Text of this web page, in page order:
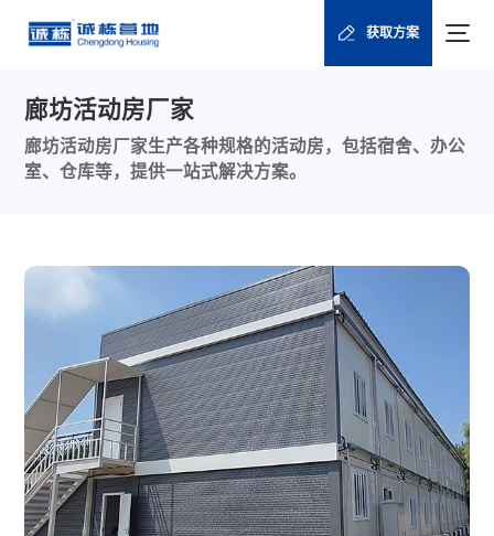
获取方案
廊坊活动房厂家
廊坊活动房厂家生产各种规格的活动房，包括宿舍、办公
室、仓库等，提供一站式解决方案。